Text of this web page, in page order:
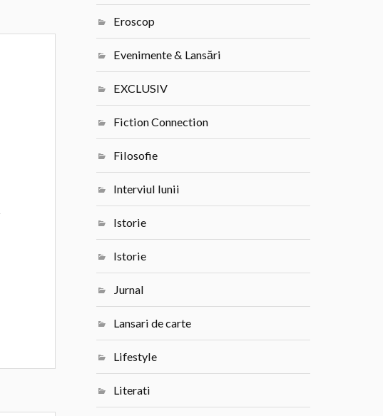
Eroscop
Evenimente & Lansări
EXCLUSIV
Fiction Connection
Filosofie
Interviul lunii
Istorie
Istorie
Jurnal
Lansari de carte
Lifestyle
Literati